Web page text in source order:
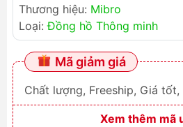
Thương hiệu: Mibro
Loại:Đồng hồ Thông minh
Mã giảm giá
Chất lượng, Freeship, Giá tốt,
Xem thêm mã